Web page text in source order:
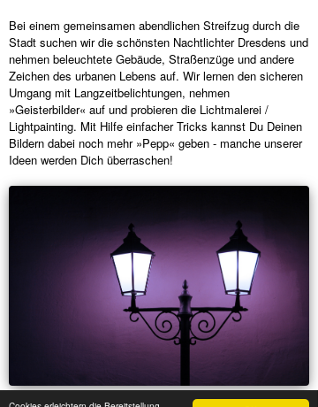
Bei einem gemeinsamen abendlichen Streifzug durch die
Stadt suchen wir die schönsten Nachtlichter Dresdens und
nehmen beleuchtete Gebäude, Straßenzüge und andere
Zeichen des urbanen Lebens auf. Wir lernen den sicheren
Umgang mit Langzeitbelichtungen, nehmen
»Geisterbilder« auf und probieren die Lichtmalerei /
Lightpainting. Mit Hilfe einfacher Tricks kannst Du Deinen
Bildern dabei noch mehr »Pepp« geben - manche unserer
Ideen werden Dich überraschen!